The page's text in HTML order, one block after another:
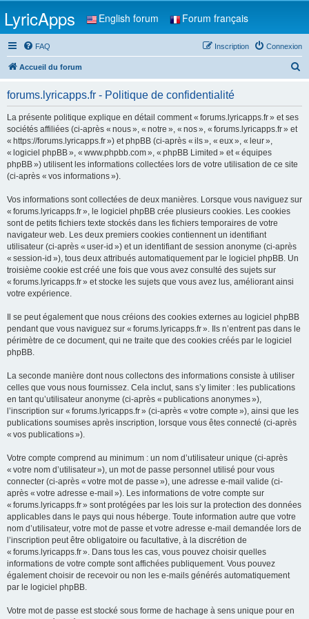
LyricApps English forum Forum français
FAQ Connexion
Inscription
Accueil du forum
e
forums.lyricapps.fr - Politique de confidentialité
La présente politique explique en détail comment « forums.lyricapps.fr » et ses
sociétés affiliées (ci-après « nous », « notre », « nos », « forums.lyricapps.fr » et
« https://forums.lyricapps.fr ») et phpBB (ci-après « ils », « eux », « leur »,
« logiciel phpBB », « www.phpbb.com », « phpBB Limited » et « équipes
phpBB ») utilisent les informations collectées lors de votre utilisation de ce site
(ci-après « vos informations »).
Vos informations sont collectées de deux manières. Lorsque vous naviguez sur
« forums.lyricapps.fr », le logiciel phpBB crée plusieurs cookies. Les cookies
sont de petits fichiers texte stockés dans les fichiers temporaires de votre
navigateur web. Les deux premiers cookies contiennent un identifiant
utilisateur (ci-après « user-id ») et un identifiant de session anonyme (ci-après
« session-id »), tous deux attribués automatiquement par le logiciel phpBB. Un
troisième cookie est créé une fois que vous avez consulté des sujets sur
« forums.lyricapps.fr » et stocke les sujets que vous avez lus, améliorant ainsi
votre expérience.
Il se peut également que nous créions des cookies externes au logiciel phpBB
pendant que vous naviguez sur « forums.lyricapps.fr ». Ils n’entrent pas dans le
périmètre de ce document, qui ne traite que des cookies créés par le logiciel
phpBB.
La seconde manière dont nous collectons des informations consiste à utiliser
celles que vous nous fournissez. Cela inclut, sans s’y limiter : les publications
en tant qu’utilisateur anonyme (ci-après « publications anonymes »),
l’inscription sur « forums.lyricapps.fr » (ci-après « votre compte »), ainsi que les
publications soumises après inscription, lorsque vous êtes connecté (ci-après
« vos publications »).
Votre compte comprend au minimum : un nom d’utilisateur unique (ci-après
« votre nom d’utilisateur »), un mot de passe personnel utilisé pour vous
connecter (ci-après « votre mot de passe »), une adresse e-mail valide (ci-
après « votre adresse e-mail »). Les informations de votre compte sur
« forums.lyricapps.fr » sont protégées par les lois sur la protection des données
applicables dans le pays qui nous héberge. Toute information autre que votre
nom d’utilisateur, votre mot de passe et votre adresse e-mail demandée lors de
l’inscription peut être obligatoire ou facultative, à la discrétion de
« forums.lyricapps.fr ». Dans tous les cas, vous pouvez choisir quelles
informations de votre compte sont affichées publiquement. Vous pouvez
également choisir de recevoir ou non les e-mails générés automatiquement
par le logiciel phpBB.
Votre mot de passe est stocké sous forme de hachage à sens unique pour en